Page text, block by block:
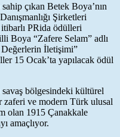
çıkan Betek Boya’nın
Şirketleri
PRida ödülleri
Boya “Zafere Selam” adlı
İletişimi”
15 Ocak’ta yapılacak ödül
bölgesindeki kültürel
zaferi ve modern Türk ulusal
olan 1915 Çanakkale
amaçlıyor.